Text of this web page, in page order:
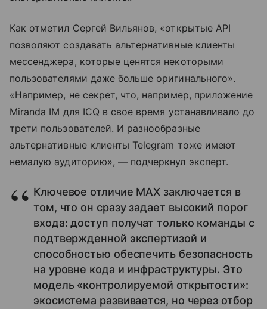
Как отметил Сергей Вильянов, «открытые API
позволяют создавать альтернативные клиенты
мессенджера, которые ценятся некоторыми
пользователями даже больше оригинального».
«Например, не секрет, что, например, приложение
Miranda IM для ICQ в свое время устанавливало до
трети пользователей. И разнообразные
альтернативные клиенты Telegram тоже имеют
немалую аудиторию», — подчеркнул эксперт.
Ключевое отличие MAX заключается в
том, что он сразу задает высокий порог
входа: доступ получат только команды с
подтвержденной экспертизой и
способностью обеспечить безопасность
на уровне кода и инфраструктуры. Это
модель «контролируемой открытости»:
экосистема развивается, но через отбор